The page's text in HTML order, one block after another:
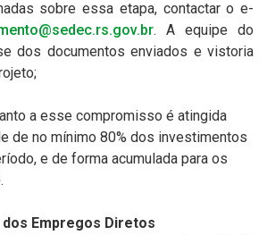
sobre essa etapa, contactar o e-
. A equipe do
dos documentos enviados e vistoria
a esse compromisso é atingida
de no mínimo 80% dos investimentos
e de forma acumulada para os
Empregos Diretos